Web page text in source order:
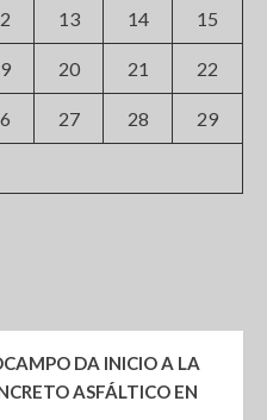
13 14 15
20 21 22
27 28 29
DA INICIO A LA
ASFÁLTICO EN